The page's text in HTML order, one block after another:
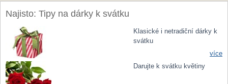
Najisto: Tipy na dárky k svátku
Klasické i netradiční dárky k
svátku
více
Darujte k svátku květiny